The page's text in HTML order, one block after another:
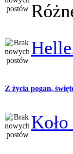
Z życia pogan,